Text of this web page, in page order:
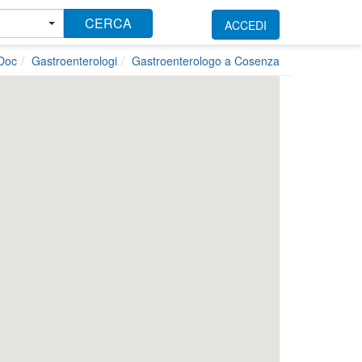
CERCA ACCEDI
Gastroenterologi Gastroenterologo a Cosenza